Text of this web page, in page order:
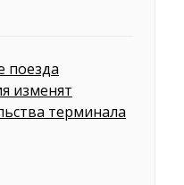
поезда
изменят
терминала